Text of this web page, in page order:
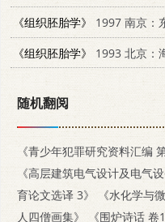
《组织胚胎学》
1997 南京：
《组织胚胎学》
1993 北京：
随机翻阅
《青少年犯罪研究资料汇编
《高层建筑电气设计及电气
育论文选译 3》
《水化学与
人四僧画集》
《围炉诗话 卷1